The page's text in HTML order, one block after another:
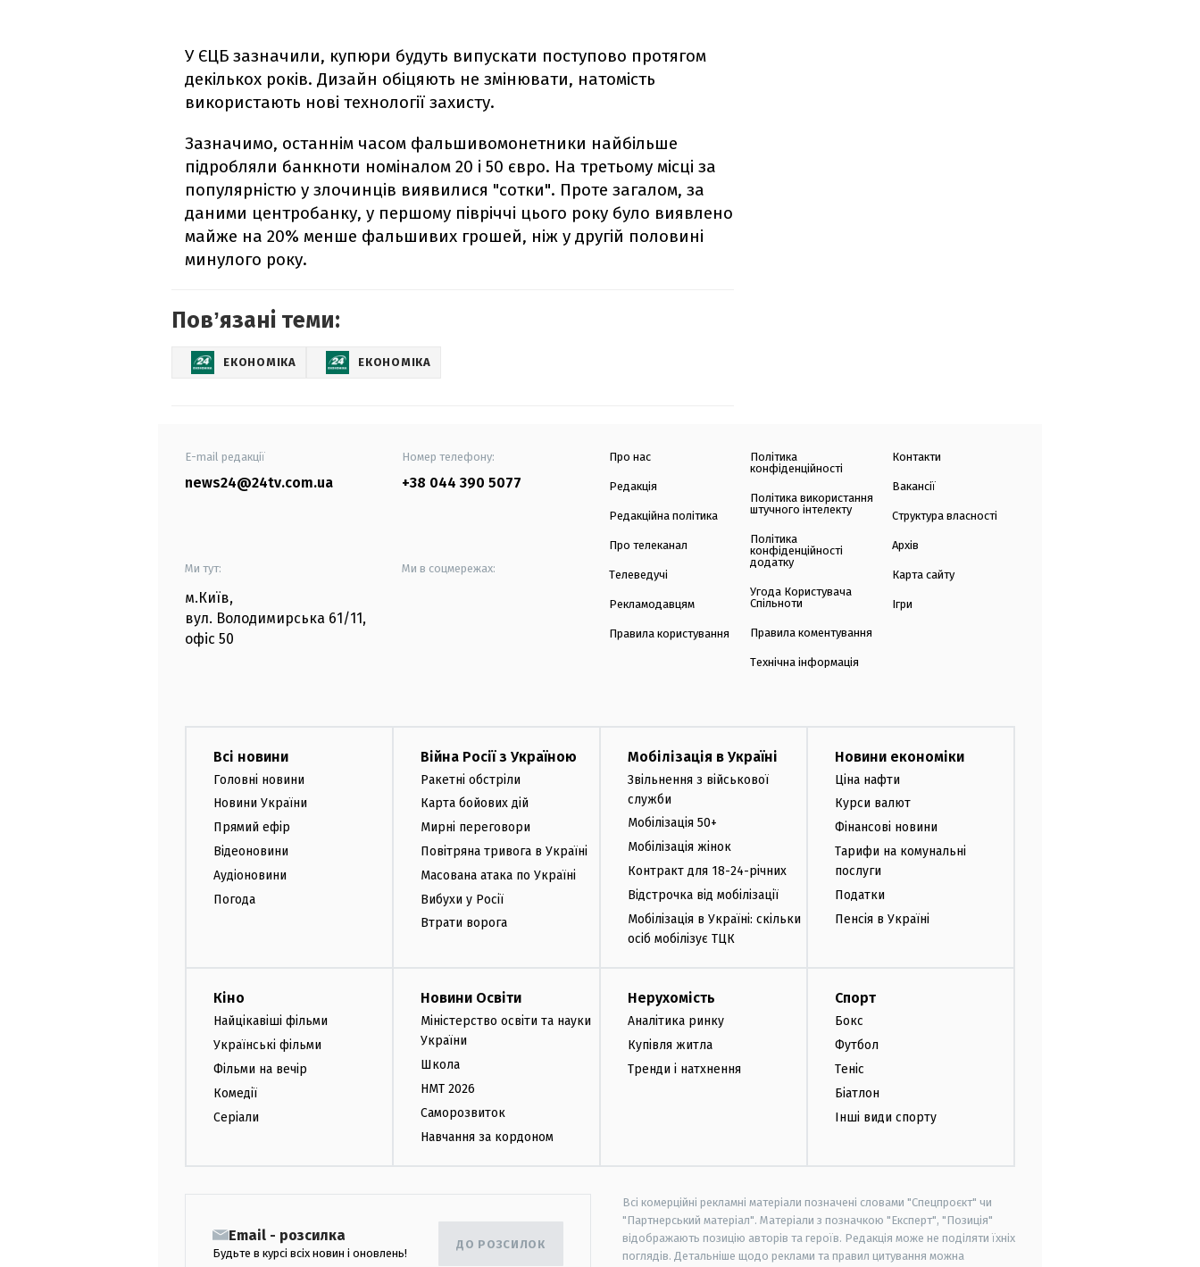
У ЄЦБ зазначили, купюри будуть випускати поступово протягом
декількох років. Дизайн обіцяють не змінювати, натомість
використають нові технології захисту.
Зазначимо, останнім часом фальшивомонетники найбільше
підробляли банкноти номіналом 20 і 50 євро. На третьому місці за
популярністю у злочинців виявилися "сотки". Проте загалом, за
даними центробанку, у першому півріччі цього року було виявлено
майже на 20% менше фальшивих грошей, ніж у другій половині
минулого року.
Повʼязані теми:
ЕКОНОМІКА ЕКОНОМІКА
E-mail редакції
news24@24tv.com.ua
Номер телефону:
+38 044 390 5077
Ми тут:
м.Київ,
вул. Володимирська 61/11,
офіс 50
Ми в соцмережах:
Про нас
Редакція
Редакційна політика
Про телеканал
Телеведучі
Рекламодавцям
Правила користування
Політика
конфіденційності
Політика використання
штучного інтелекту
Політика
конфіденційності
додатку
Угода Користувача
Спільноти
Правила коментування
Технічна інформація
Контакти
Вакансії
Структура власності
Архів
Карта сайту
Ігри
Всі новини
Головні новини
Новини України
Прямий ефір
Відеоновини
Аудіоновини
Погода
Війна Росії з Україною
Ракетні обстріли
Карта бойових дій
Мирні переговори
Повітряна тривога в Україні
Масована атака по Україні
Вибухи у Росії
Втрати ворога
Мобілізація в Україні
Звільнення з військової
служби
Мобілізація 50+
Мобілізація жінок
Контракт для 18-24-річних
Відстрочка від мобілізації
Мобілізація в Україні: скільки
осіб мобілізує ТЦК
Новини економіки
Ціна нафти
Курси валют
Фінансові новини
Тарифи на комунальні
послуги
Податки
Пенсія в Україні
Кіно
Найцікавіші фільми
Українські фільми
Фільми на вечір
Комедії
Серіали
Новини Освіти
Міністерство освіти та науки
України
Школа
НМТ 2026
Саморозвиток
Навчання за кордоном
Нерухомість
Аналітика ринку
Купівля житла
Тренди і натхнення
Спорт
Бокс
Футбол
Теніс
Біатлон
Інші види спорту
Email - розсилка
Будьте в курсі всіх новин і оновлень!
ДО РОЗСИЛОК
Всі комерційні рекламні матеріали позначені словами "Спецпроєкт" чи
"Партнерський матеріал". Матеріали з позначкою "Експерт", "Позиція"
відображають позицію авторів та героїв. Редакція може не поділяти їхніх
поглядів. Детальніше щодо реклами та правил цитування можна